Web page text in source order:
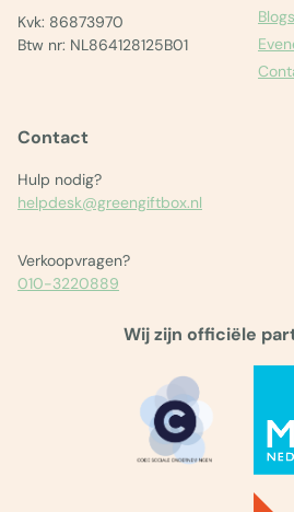
Kvk: 86873970
Btw nr: NL864128125B01
Contact
Hulp nodig?
helpdesk@greengiftbox.nl
Verkoopvragen?
010-3220889
Blogs
Wij zijn officiële